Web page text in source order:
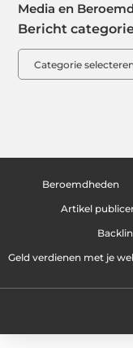
Media en
Bericht
Beroemdheden
Artikel
Geld verdienen met je